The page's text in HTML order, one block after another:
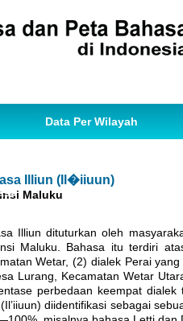
Data Per Wilayah
Illiun (Il�iiuun)
Maluku
Illiun dituturkan oleh
Maluku. Bahasa itu terdiri
Wetar, (2) dialek Perai
Lurang, Kecamatan Wetar
perbedaan keempat
diidentifikasi sebagai